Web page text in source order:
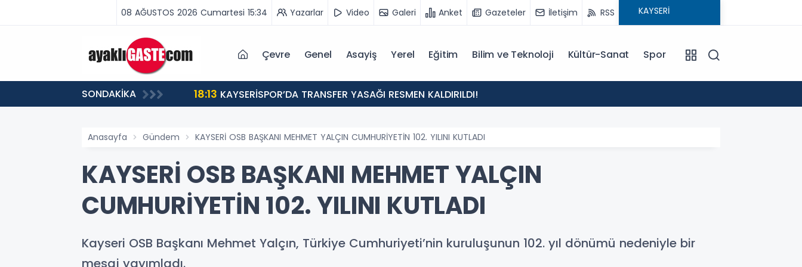
08 AĞUSTOS 2026 Cumartesi 15:34 Yazarlar Video Galeri Anket Gazeteler İletişim RSS
Çevre Genel Asayiş Yerel Eğitim Bilim ve Teknoloji Kültür-Sanat Spor
SONDAKİKA
VAR, MÜCADELE VAR!” 18:13 KAYSERİSPOR’DA TRANSFER YASAĞI RESMEN KALDIRILDI!
Anasayfa Gündem KAYSERİ OSB BAŞKANI MEHMET YALÇIN CUMHURİYETİN 102. YILINI KUTLADI
KAYSERİ OSB BAŞKANI MEHMET YALÇIN
CUMHURİYETİN 102. YILINI KUTLADI
Kayseri OSB Başkanı Mehmet Yalçın, Türkiye Cumhuriyeti’nin kuruluşunun 102. yıl dönümü nedeniyle bir
mesaj yayımladı.